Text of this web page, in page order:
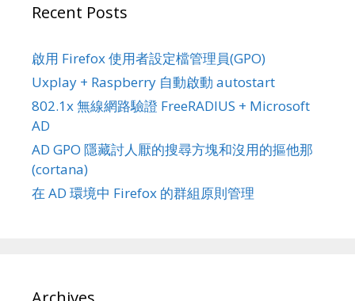
Recent Posts
啟用 Firefox 使用者設定檔管理員(GPO)
Uxplay + Raspberry 自動啟動 autostart
802.1x 無線網路驗證 FreeRADIUS + Microsoft
AD
AD GPO 隱藏討人厭的搜尋方塊和沒用的摳他那
(cortana)
在 AD 環境中 Firefox 的群組原則管理